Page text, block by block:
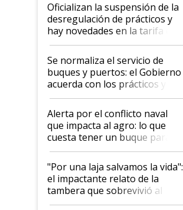
Oficializan la suspensión de la
desregulación de prácticos y
hay novedades en la tarifa de
la hidrovía
Se normaliza el servicio de
buques y puertos: el Gobierno
acuerda con los prácticos y
suspende el decreto de
desregulación
Alerta por el conflicto naval
que impacta al agro: lo que
cuesta tener un buque parado
y el peligro de que Argentina
pase a ser "país sucio"
"Por una laja salvamos la vida":
el impactante relato de la
tambera que sobrevivió al
tornado